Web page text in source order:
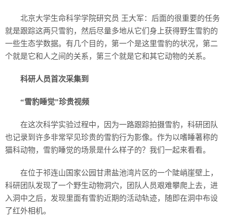
北京大学生命科学学院研究员 王大军：后面的很重要的任务
就是跟踪这两只雪豹，然后尽量多地从它们身上获得野生雪豹的
一些生态学数据。有几个目的，第一个是这里雪豹的状况，第二
个就是它和人之间的关系，第三个就是它和其它动物的关系。
科研人员首次采集到
“雪豹睡觉”珍贵视频
在这次科学实验过程中，因为一路跟踪拍摄雪豹，科研团队
也记录到许多非常罕见珍贵的雪豹行为影像。作为以嗜睡著称的
猫科动物，雪豹睡觉的场景是什么样子的？我们一起来看看。
在位于祁连山国家公园甘肃盐池湾片区的一个陡峭崖壁上，
科研团队发现了一个野生动物洞穴，团队人员艰难攀爬上去，进
入洞中之后，发现里面有雪豹近期的活动轨迹，随即在洞中布设
了红外相机。